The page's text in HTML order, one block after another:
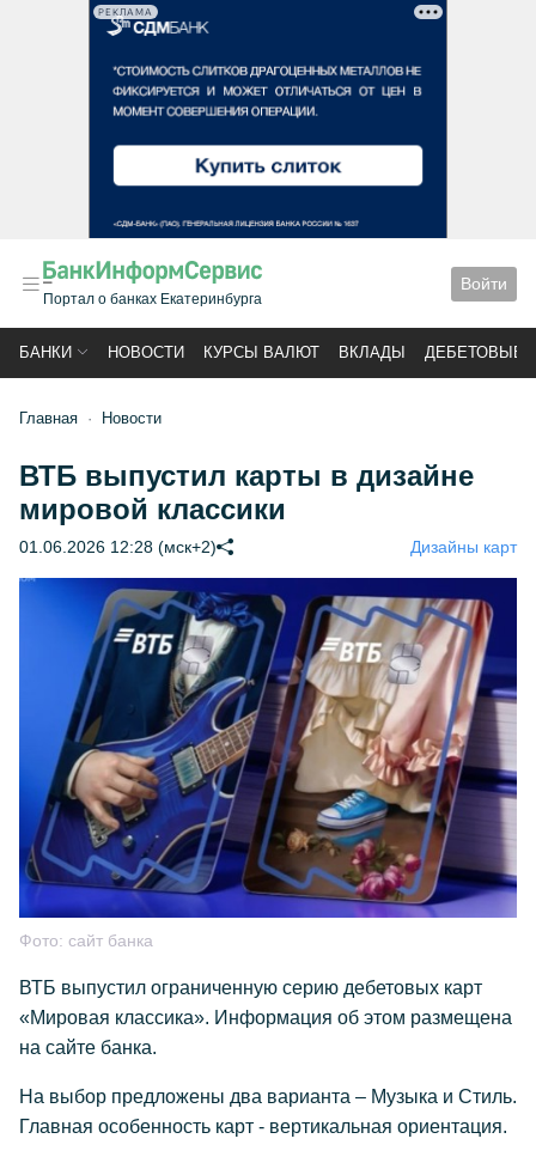
РЕКЛАМА
Портал о банках Екатеринбурга
Войти
БАНКИ НОВОСТИ КУРСЫ ВАЛЮТ ВКЛАДЫ ДЕБЕТОВЫЕ
Главная Новости
ВТБ выпустил карты в дизайне
мировой классики
01.06.2026 12:28 (мск+2) Дизайны карт
Фото: сайт банка
ВТБ выпустил ограниченную серию дебетовых карт
«Мировая классика». Информация об этом размещена
на сайте банка.
На выбор предложены два варианта – Музыка и Стиль.
Главная особенность карт - вертикальная ориентация.